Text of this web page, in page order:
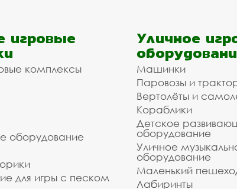
игровые
комплексы
оборудование
для игры с песком
Уличное
Машинки
Паровозы и
Вертолёты и
Кораблики
Детское
оборудование
Уличное
оборудование
Маленький
Лабиринты